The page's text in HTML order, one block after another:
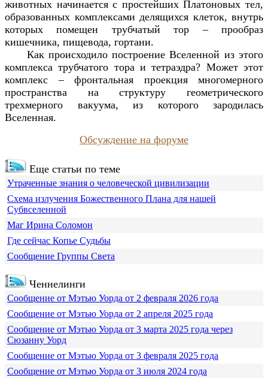
животных начинается с простейших Платоновых тел,
образованных комплексами делящихся клеток, внутрь
которых помещен трубчатый тор – прообраз
кишечника, пищевода, гортани.
Как происходило построение Вселенной из этого
комплекса трубчатого тора и тетраэдра? Может этот
комплекс – фронтальная проекция многомерного
пространства на структуру геометрического
трехмерного вакуума, из которого зародилась
Вселенная.
Обсуждение на форуме
Еще статьи по теме
Утраченные знания о человеческой цивилизации
Схема излучения Божественного Плана для нашей
Субвселенной
Маг Ирина Соломон
Где сейчас Копье Судьбы
Сообщение Группы Света
Ченнелинги
Сообщение от Мэтью Уорда от 2 февраля 2026 года
Сообщение от Мэтью Уорда от 2 апреля 2025 года
Сообщение от Мэтью Уорда от 3 марта 2025 года через
Сюзанну Уорд
Сообщение от Мэтью Уорда от 3 февраля 2025 года
Сообщение от Мэтью Уорда от 3 июля 2024 года